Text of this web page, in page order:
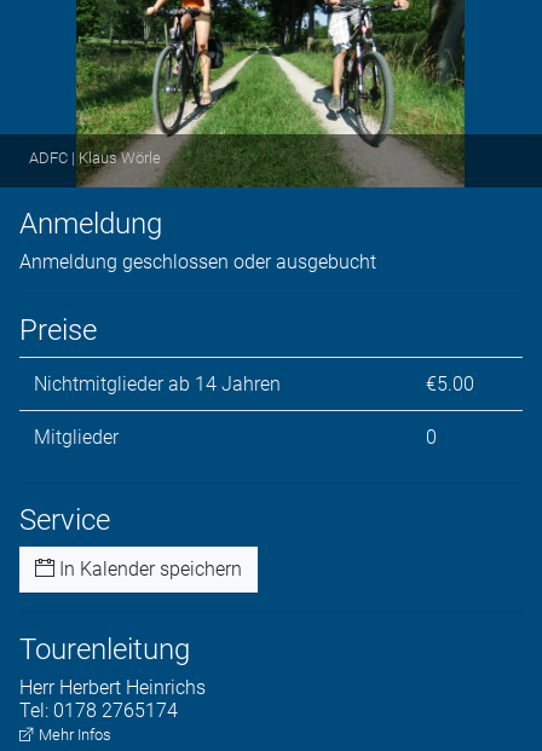
ADFC | Klaus Wörle
Anmeldung
Anmeldung geschlossen oder ausgebucht
Preise
Nichtmitglieder ab 14 Jahren €5.00
Mitglieder 0
Service
In Kalender speichern
Tourenleitung
Herr Herbert Heinrichs
Tel: 0178 2765174
Mehr Infos